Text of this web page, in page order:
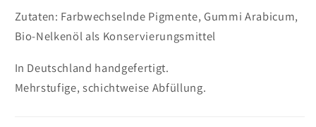
Zutaten: Farbwechselnde Pigmente, Gummi Arabicum,
Bio-Nelkenöl als Konservierungsmittel
In Deutschland handgefertigt.
Mehrstufige, schichtweise Abfüllung.